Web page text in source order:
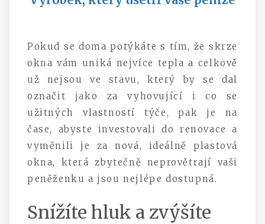
Pokud se doma potýkáte s tím, že skrze
okna vám uniká nejvíce tepla a celkově
už nejsou ve stavu, který by se dal
označit jako za vyhovující i co se
užitných vlastností týče, pak je na
čase, abyste investovali do renovace a
vyměnili je za nová, ideálněplastová
okna, která zbytečně neprovětrají vaši
peněženku a jsou nejlépe dostupná.
Snížíte hluk a zvýšíte